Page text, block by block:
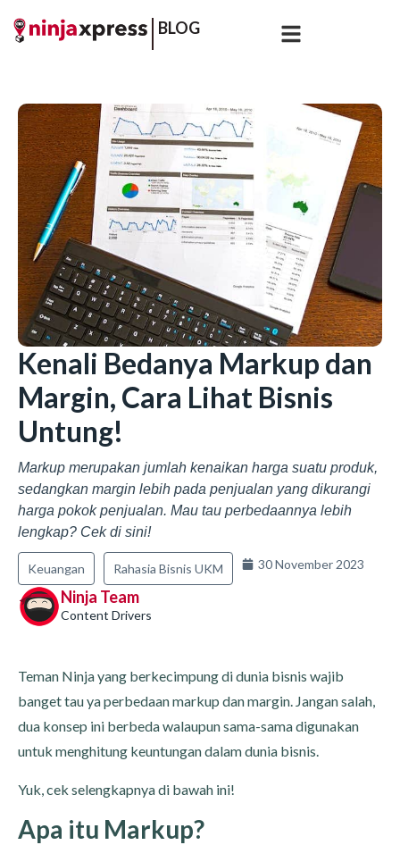
BLOG
Kenali Bedanya Markup dan
Margin, Cara Lihat Bisnis
Untung!
Markup merupakan jumlah kenaikan harga suatu produk,
sedangkan margin lebih pada penjualan yang dikurangi
harga pokok penjualan. Mau tau perbedaannya lebih
lengkap? Cek di sini!
Keuangan Rahasia Bisnis UKM 30 November 2023
Ninja Team
Content Drivers
Teman Ninja yang berkecimpung di dunia bisnis wajib
banget tau ya perbedaan markup dan margin. Jangan salah,
dua konsep ini berbeda walaupun sama-sama digunakan
untuk menghitung keuntungan dalam dunia bisnis.
Yuk, cek selengkapnya di bawah ini!
Apa itu Markup?